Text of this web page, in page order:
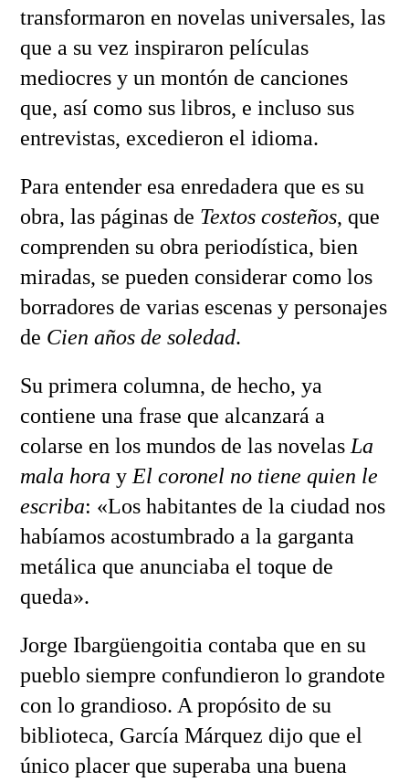
transformaron en novelas universales, las
que a su vez inspiraron películas
mediocres y un montón de canciones
que, así como sus libros, e incluso sus
entrevistas, excedieron el idioma.
Para entender esa enredadera que es su
obra, las páginas de Textos costeños, que
comprenden su obra periodística, bien
miradas, se pueden considerar como los
borradores de varias escenas y personajes
de Cien años de soledad.
Su primera columna, de hecho, ya
contiene una frase que alcanzará a
colarse en los mundos de las novelas La
mala hora y El coronel no tiene quien le
escriba: «Los habitantes de la ciudad nos
habíamos acostumbrado a la garganta
metálica que anunciaba el toque de
queda».
Jorge Ibargüengoitia contaba que en su
pueblo siempre confundieron lo grandote
con lo grandioso. A propósito de su
biblioteca, García Márquez dijo que el
único placer que superaba una buena